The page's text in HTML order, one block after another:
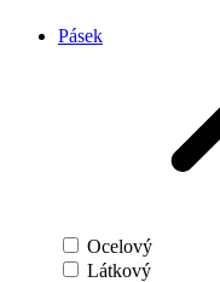
Pásek
Ocelový
Látkový